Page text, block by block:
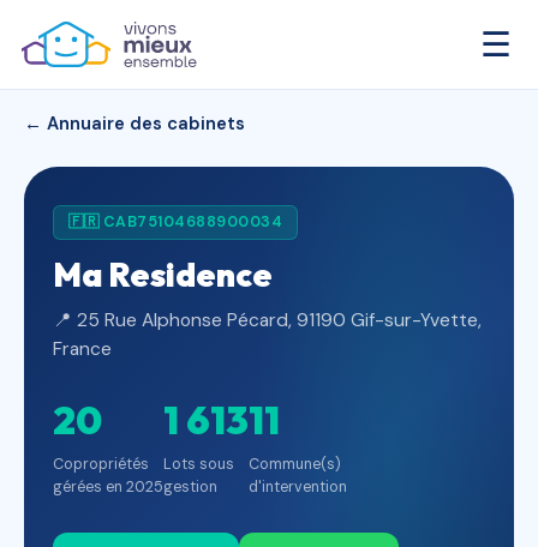
☰
← Annuaire des cabinets
🇫🇷 CAB75104688900034
Ma Residence
📍 25 Rue Alphonse Pécard, 91190 Gif-sur-Yvette,
France
20
Copropriétés
gérées en 2025
1 613
Lots sous
gestion
11
Commune(s)
d'intervention